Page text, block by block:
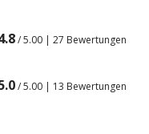
/ 5.00 | 27 Bewertungen
/ 5.00 | 13 Bewertungen